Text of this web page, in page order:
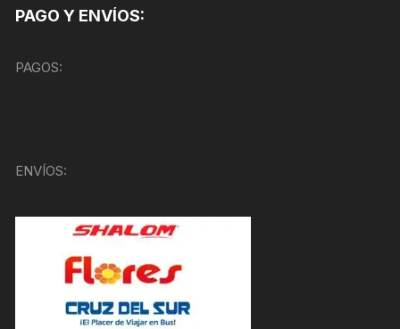
PAGO Y ENVÍOS:
PAGOS:
ENVÍOS: